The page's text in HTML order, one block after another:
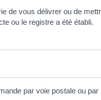
de vous délivrer ou de
ou le registre a été établi.
par voie postale ou